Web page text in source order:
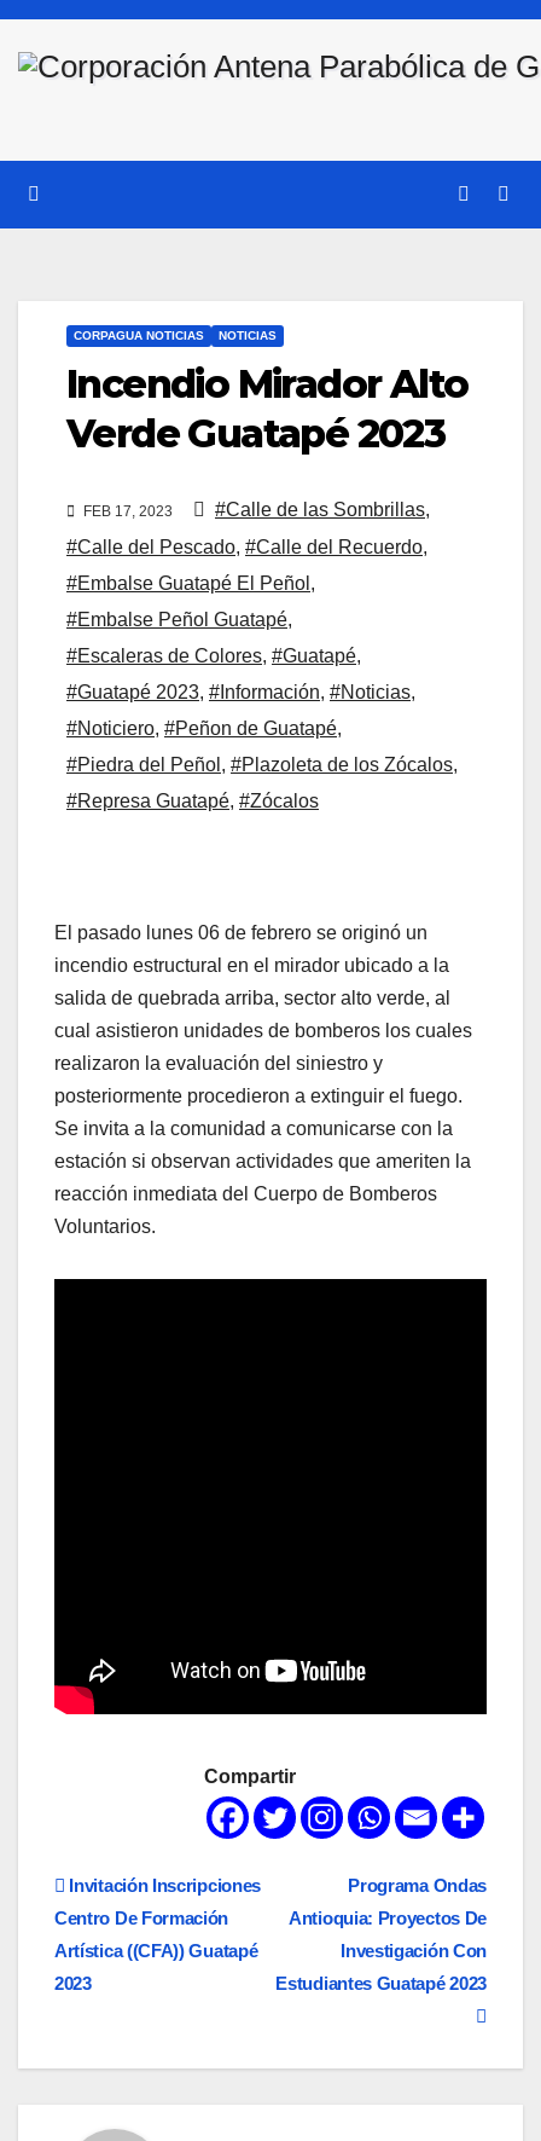
Saltar
CORPAGUA NOTICIAS NOTICIAS
Incendio Mirador Alto
Verde Guatapé 2023
FEB 17, 2023 #Calle de las Sombrillas,
#Calle del Pescado, #Calle del Recuerdo,
#Embalse Guatapé El Peñol ,
#Embalse Peñol Guatapé,
#Escaleras de Colores, #Guatapé,
#Guatapé 2023, #Información, #Noticias,
#Noticiero, #Peñon de Guatapé,
#Piedra del Peñol , #Plazoleta de los Zócalos,
#Represa Guatapé, #Zócalos
El pasado lunes 06 de febrero se originó un
incendio estructural en el mirador ubicado a la
salida de quebrada arriba, sector alto verde, al
cual asistieron unidades de bomberos los cuales
realizaron la evaluación del siniestro y
posteriormente procedieron a extinguir el fuego.
Se invita a la comunidad a comunicarse con la
estación si observan actividades que ameriten la
reacción inmediata del Cuerpo de Bomberos
Voluntarios.
Compartir
Navegación
de
entradas
Programa Ondas
Antioquia: Proyectos De
Investigación Con
Estudiantes Guatapé 2023
Invitación Inscripciones
Centro De Formación
Artística ((CFA)) Guatapé
2023